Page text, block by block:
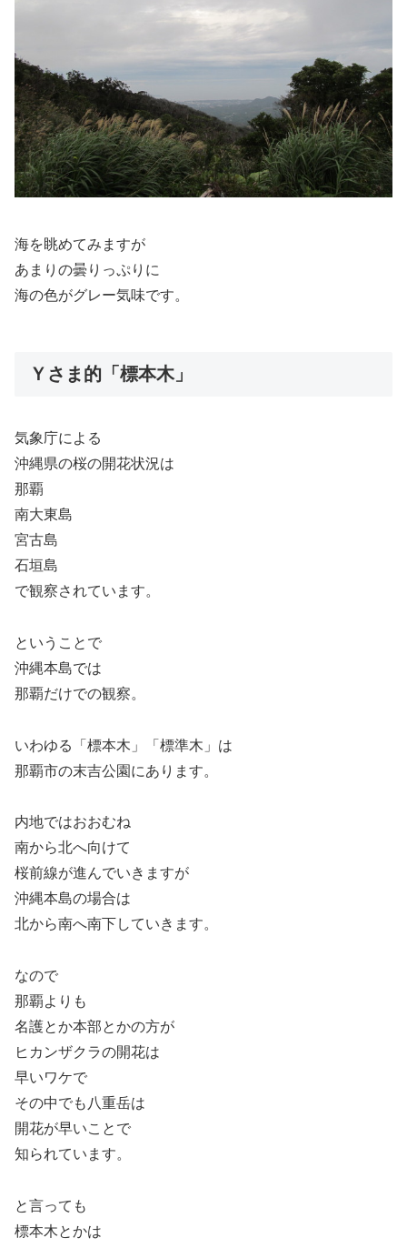
海を眺めてみますが
あまりの曇りっぷりに
海の色がグレー気味です。
Ｙさま的「標本木」
気象庁による
沖縄県の桜の開花状況は
那覇
南大東島
宮古島
石垣島
で観察されています。
ということで
沖縄本島では
那覇だけでの観察。
いわゆる「標本木」「標準木」は
那覇市の末吉公園にあります。
内地ではおおむね
南から北へ向けて
桜前線が進んでいきますが
沖縄本島の場合は
北から南へ南下していきます。
なので
那覇よりも
名護とか本部とかの方が
ヒカンザクラの開花は
早いワケで
その中でも八重岳は
開花が早いことで
知られています。
と言っても
標本木とかは